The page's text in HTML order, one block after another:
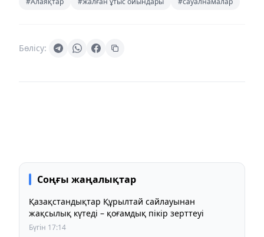
Бөлісу:
Соңғы жаңалықтар
Қазақстандықтар Құрылтай сайлауынан
жақсылық күтеді – қоғамдық пікір зерттеуі
Бүгін 17:14